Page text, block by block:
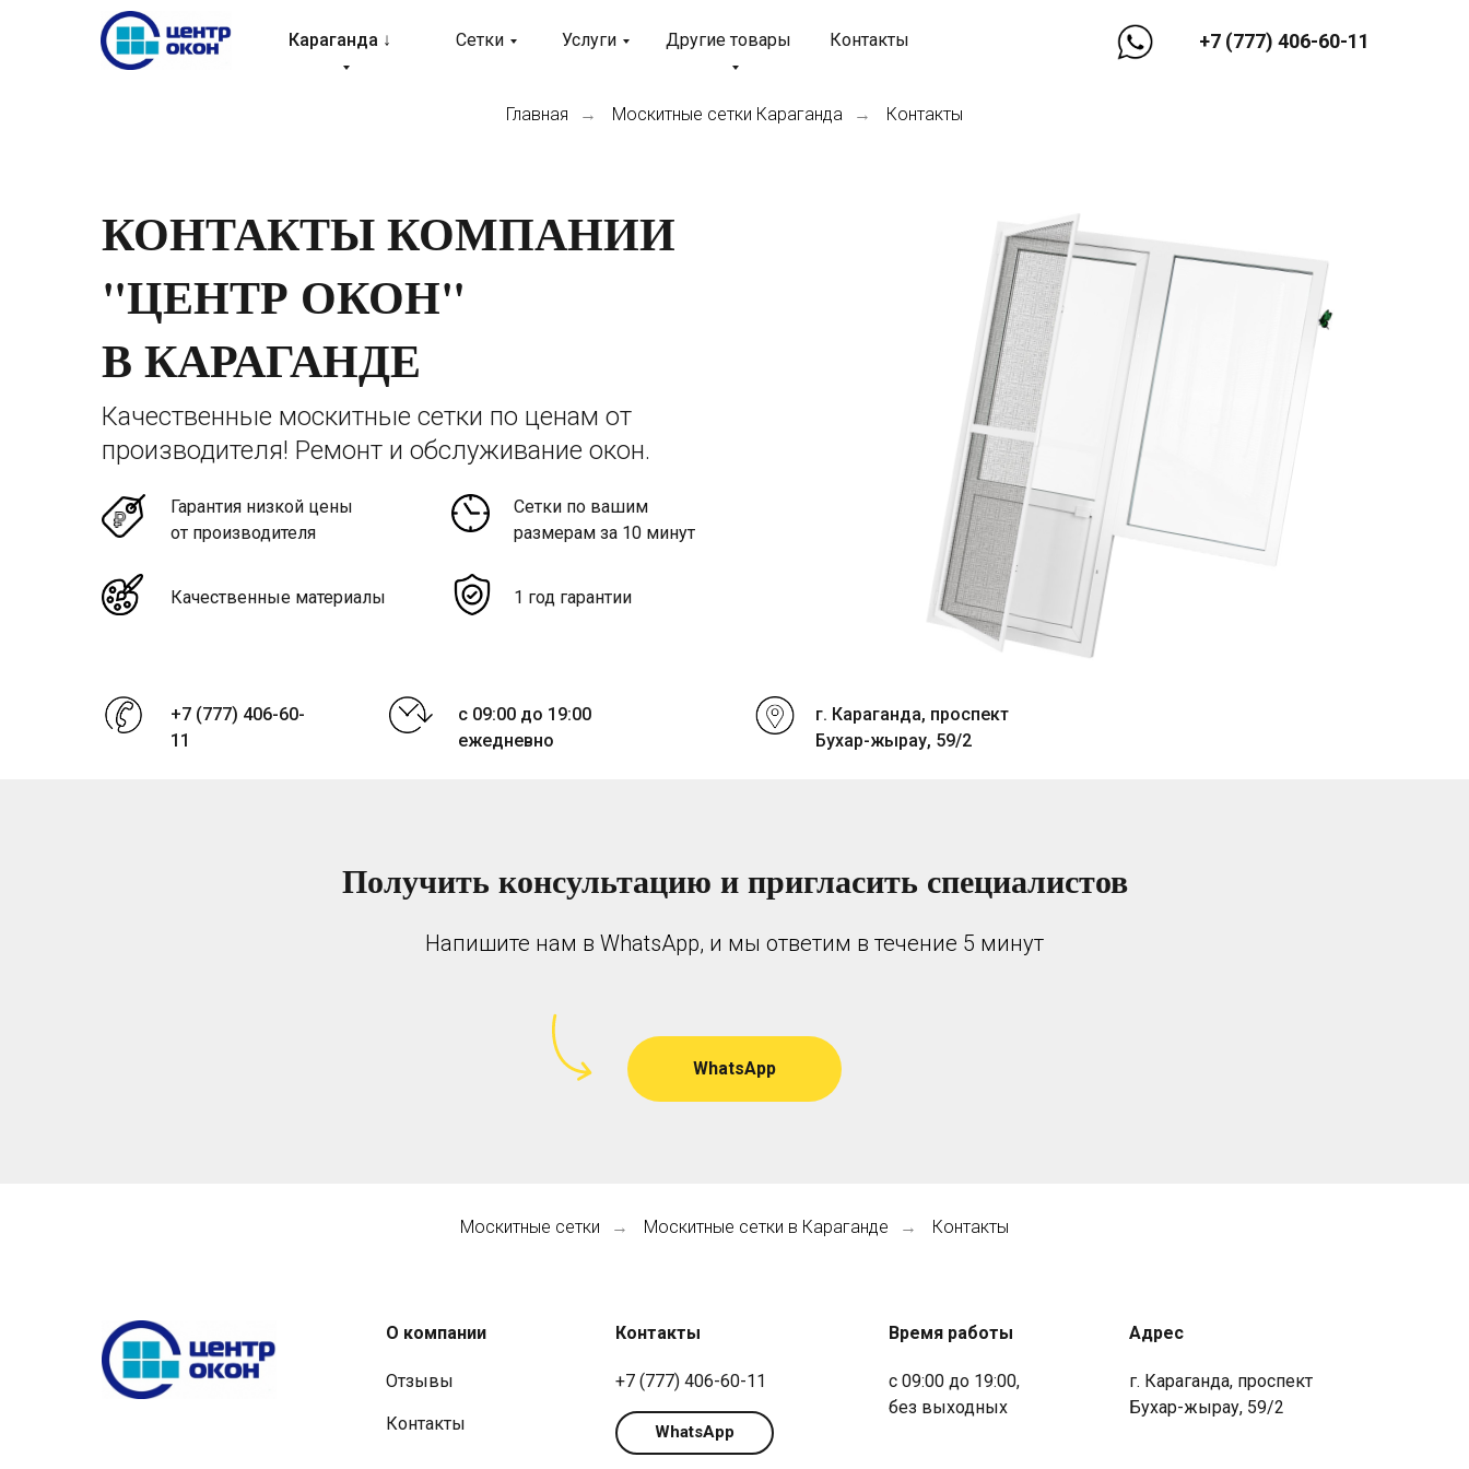
+7 (777) 406-60-11
Услуги
Караганда ↓ Другие товары Контакты
Сетки
Главная → Москитные сетки Караганда → Контакты
КОНТАКТЫ КОМПАНИИ
"ЦЕНТР ОКОН"
В КАРАГАНДЕ
Гарантия низкой цены
от производителя
Сетки по вашим
размерам за 10 минут
Качественные материалы 1 год гарантии
Качественные москитные сетки по ценам от
производителя! Ремонт и обслуживание окон.
+7 (777) 406-60-
11
с 09:00 до 19:00
ежедневно
г. Караганда, проспект
Бухар-жырау, 59/2
Получить консультацию и пригласить специалистов
Напишите нам в WhatsApp, и мы ответим в течение 5 минут
WhatsApp
Москитные сетки → Москитные сетки в Караганде → Контакты
+7 (777) 406-60-11
с 09:00 до 19:00,
без выходных
Отзывы
Контакты
г. Караганда, проспект
Бухар-жырау, 59/2
О компании Адрес
Время работы
Контакты
WhatsApp